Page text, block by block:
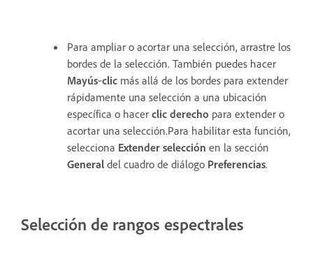
Para ampliar o acortar una selección, arrastre los
bordes de la selección. También puedes hacer
Mayús‑clic más allá de los bordes para extender
rápidamente una selección a una ubicación
específica o hacer clic derecho para extender o
acortar una selección.Para habilitar esta función,
selecciona Extender selección en la sección
General del cuadro de diálogo Preferencias.
Selección de rangos espectrales